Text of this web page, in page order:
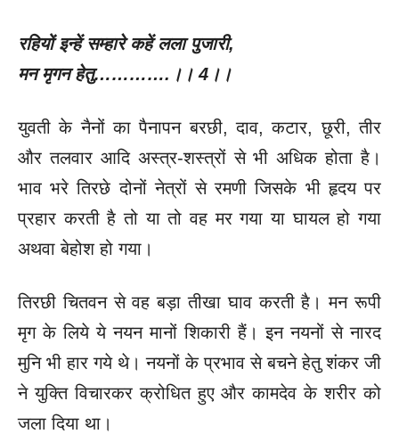
रहियों इन्हें सम्हारे कहें लला पुजारी,
मन मृगन हेतु………….।। 4 ।।
युवती के नैनों का पैनापन बरछी, दाव, कटार, छूरी, तीर
और तलवार आदि अस्त्र-शस्त्रों से भी अधिक होता है।
भाव भरे तिरछे दोनों नेत्रों से रमणी जिसके भी हृदय पर
प्रहार करती है तो या तो वह मर गया या घायल हो गया
अथवा बेहोश हो गया।
तिरछी चितवन से वह बड़ा तीखा घाव करती है। मन रूपी
मृग के लिये ये नयन मानों शिकारी हैं। इन नयनों से नारद
मुनि भी हार गये थे। नयनों के प्रभाव से बचने हेतु शंकर जी
ने युक्ति विचारकर क्रोधित हुए और कामदेव के शरीर को
जला दिया था।